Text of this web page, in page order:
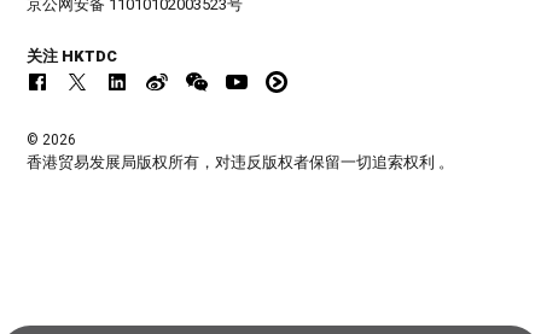
京公网安备 11010102003523号
关注 HKTDC
© 2026
香港贸易发展局版权所有，对违反版权者保留一切追索权利 。